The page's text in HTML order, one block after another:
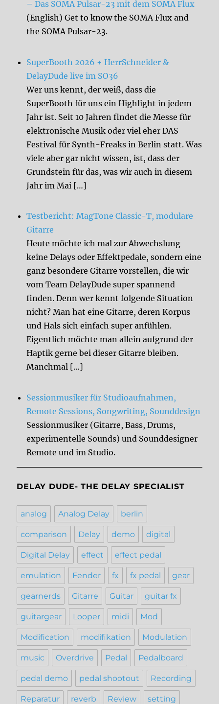
– Das SOMA Pulsar-23 mit dem SOMA Flux
(English) Get to know the SOMA Flux and
the SOMA Pulsar-23.
SuperBooth 2026 + HerrSchneider &
DelayDude live im SO36
Wer uns kennt, der weiß, dass die
SuperBooth für uns ein Highlight in jedem
Jahr ist. Seit 10 Jahren findet die Messe für
elektronische Musik oder viel eher DAS
Festival für Synth-Freaks in Berlin statt. Was
viele aber gar nicht wissen, ist, dass der
Grundstein für das, was wir auch in diesem
Jahr im Mai […]
Testbericht: MagTone Classic-T, modulare
Gitarre
Heute möchte ich mal zur Abwechslung
keine Delays oder Effektpedale, sondern eine
ganz besondere Gitarre vorstellen, die wir
vom Team DelayDude super spannend
finden. Denn wer kennt folgende Situation
nicht? Man hat eine Gitarre, deren Korpus
und Hals sich einfach super anfühlen.
Eigentlich möchte man allein aufgrund der
Haptik gerne bei dieser Gitarre bleiben.
Manchmal […]
Sessionmusiker für Studioaufnahmen,
Remote Sessions, Songwriting, Sounddesign
Sessionmusiker (Gitarre, Bass, Drums,
experimentelle Sounds) und Sounddesigner
Remote und im Studio.
DELAY DUDE- THE DELAY SPECIALIST
analog Analog Delay berlin
comparison Delay demo digital
Digital Delay effect effect pedal
emulation Fender fx fx pedal gear
gearnerds Gitarre Guitar guitar fx
guitargear Looper midi Mod
Modification modifikation Modulation
music Overdrive Pedal Pedalboard
pedal demo pedal shootout Recording
Reparatur reverb Review setting